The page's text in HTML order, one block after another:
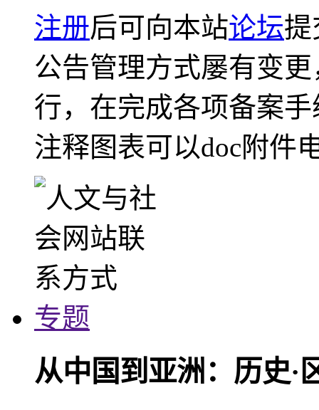
注册后可向本站论坛提
公告管理方式屡有变
行，在完成各项备案
注释图表可以doc附件
专题
从中国到亚洲：历史·